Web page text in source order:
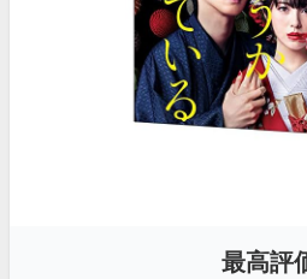
最高評